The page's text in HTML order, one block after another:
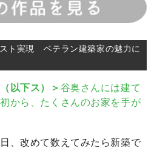
ト実現 ベテラン建築家の魅力に
以下ス）＞ 谷奥さんには建て
から、たくさんのお家を手が
、改めて数えてみたら新築で